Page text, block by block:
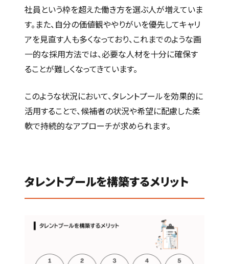
社員という枠を超えた働き方を選ぶ人が増えていま
す。また、自分の価値観ややりがいを優先してキャリ
アを見直す人も多くなっており、これまでのような画
一的な採用方法では、必要な人材を十分に確保す
ることが難しくなってきています。
このような状況において、タレントプールを効果的に
活用することで、候補者の状況や希望に配慮した柔
軟で持続的なアプローチが求められます。
タレントプールを構築するメリット